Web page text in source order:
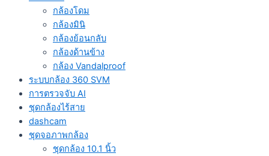
กล้องโดม
กล้องมินิ
กล้องย้อนกลับ
กล้องด้านข้าง
กล้อง Vandalproof
ระบบกล้อง 360 SVM
การตรวจจับ AI
ชุดกล้องไร้สาย
dashcam
ชุดจอภาพกล้อง
ชุดกล้อง 10.1 นิ้ว